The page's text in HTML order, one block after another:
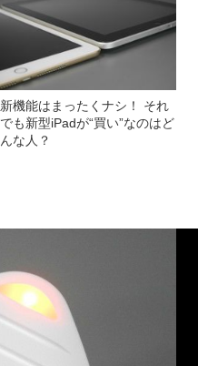
新機能はまったくナシ！ それ
でも新型iPadが“買い”なのはど
んな人？